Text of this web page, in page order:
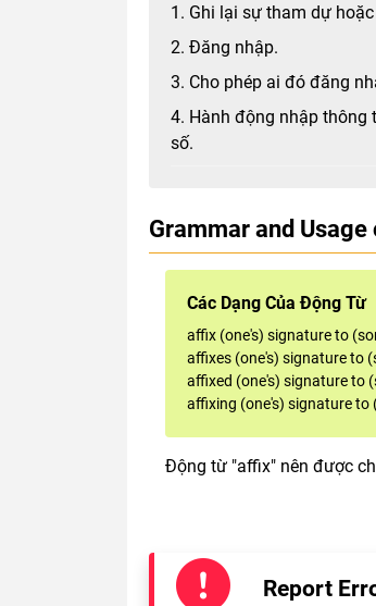
1. Ghi lại sự tham dự
2. Đăng nhập.
3. Cho phép ai đó đăng
4. Hành động nhập thông
số.
Grammar and Usage
Các Dạng Của Động Từ
affix (one's) signature to
affixes (one's) signature to
affixed (one's) signature to
affixing (one's) signature to
Động từ "affix" nên được
Report